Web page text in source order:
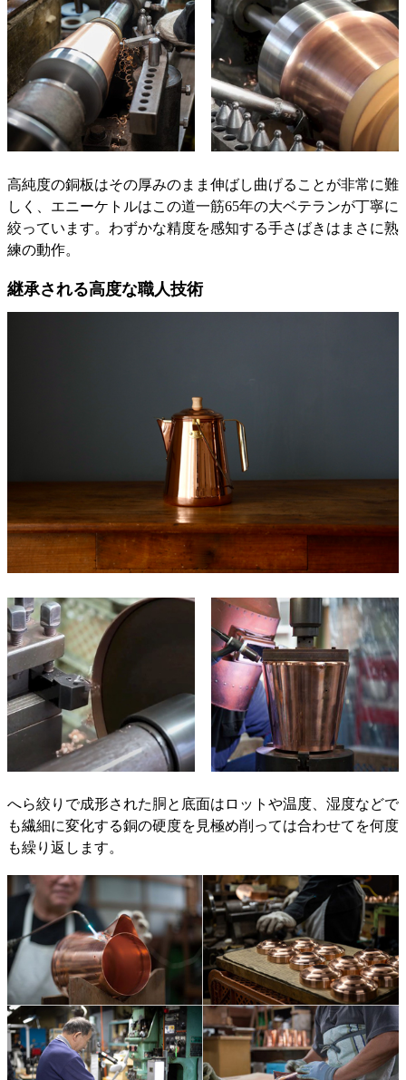
高純度の銅板はその厚みのまま伸ばし曲げることが非常に難
しく、エニーケトルはこの道一筋65年の大ベテランが丁寧に
絞っています。わずかな精度を感知する手さばきはまさに熟
練の動作。
継承される高度な職人技術
へら絞りで成形された胴と底面はロットや温度、湿度などで
も繊細に変化する銅の硬度を見極め削っては合わせてを何度
も繰り返します。